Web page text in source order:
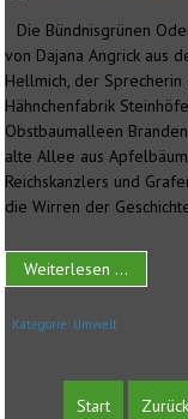
Die Bündnisgrünen
von Dajana Angrick aus
Hellmich, der
Hähnchenfabrik
Obstbaumalleen
alte Allee aus
Reichskanzlers und
die Wirren der
Weiterlesen ...
Kategorie: Umwelt
Start Zurück